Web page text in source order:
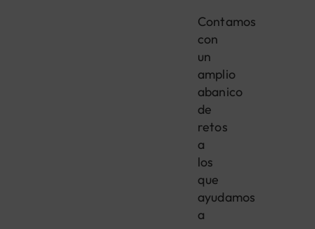
Contamos
con
un
amplio
abanico
de
retos
a
los
que
ayudamos
a